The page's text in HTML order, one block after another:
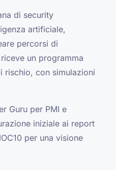
di security
artificiale,
percorsi di
un programma
rischio, con simulazioni
Guru per PMI e
iniziale ai report
per una visione